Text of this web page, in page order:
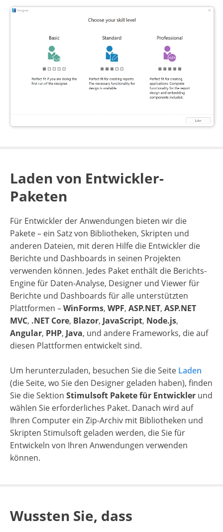
Laden von Entwickler-
Paketen
Für Entwickler der Anwendungen bieten wir die
Pakete – ein Satz von Bibliotheken, Skripten und
anderen Dateien, mit deren Hilfe die Entwickler die
Berichte und Dashboards in seinen Projekten
verwenden können. Jedes Paket enthält die Berichts-
Engine für Daten-Analyse, Designer und Viewer für
Berichte und Dashboards für alle unterstützten
Plattformen –WinForms, WPF, ASP.NET, ASP.NET
MVC, .NET Core, Blazor, JavaScript, Node.js,
Angular, PHP, Java, und andere Frameworks, die auf
diesen Plattformen entwickelt sind.
Um herunterzuladen, besuchen Sie die Seite Laden
(die Seite, wo Sie den Designer geladen haben), finden
Sie die Sektion Stimulsoft Pakete für Entwickler und
wählen Sie erforderliches Paket. Danach wird auf
Ihren Computer ein Zip-Archiv mit Bibliotheken und
Skripten Stimulsoft geladen werden, die Sie für
Entwickeln von Ihren Anwendungen verwenden
können.
Wussten Sie, dass